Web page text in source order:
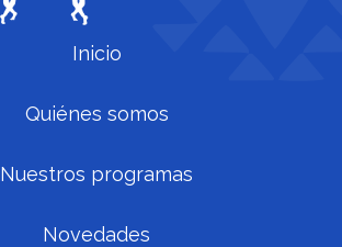
Inicio
Quiénes somos
Nuestros programas
Novedades